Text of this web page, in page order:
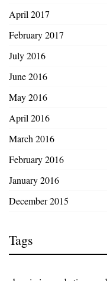
April 2017
February 2017
July 2016
June 2016
May 2016
April 2016
March 2016
February 2016
January 2016
December 2015
Tags